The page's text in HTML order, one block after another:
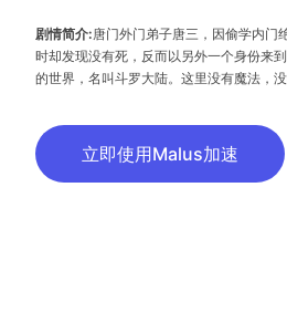
剧情简介:唐门外门弟子唐三，因偷学内门
时却发现没有死，反而以另外一个身份来
的世界，名叫斗罗大陆。这里没有魔法，
醒。武魂有动物，有植物，有器物，武魂
中一些特别出色的武魂却可以用来修炼并
陆上最为强大也是最荣耀的职业“魂师”。
立即使用Malus加速